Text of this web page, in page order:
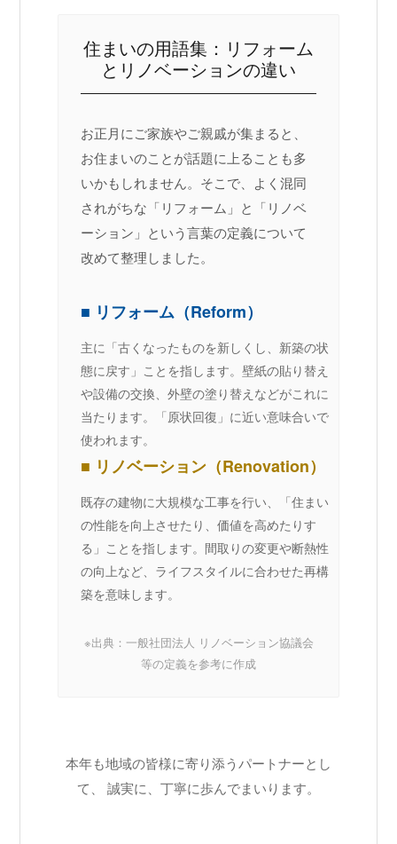
住まいの用語集：リフォーム
とリノベーションの違い
お正月にご家族やご親戚が集まると、
お住まいのことが話題に上ることも多
いかもしれません。そこで、よく混同
されがちな「リフォーム」と「リノベ
ーション」という言葉の定義について
改めて整理しました。
■ リフォーム（Reform）
主に「古くなったものを新しくし、新築の状
態に戻す」ことを指します。壁紙の貼り替え
や設備の交換、外壁の塗り替えなどがこれに
当たります。「原状回復」に近い意味合いで
使われます。
■ リノベーション（Renovation）
既存の建物に大規模な工事を行い、「住まい
の性能を向上させたり、価値を高めたりす
る」ことを指します。間取りの変更や断熱性
の向上など、ライフスタイルに合わせた再構
築を意味します。
※出典：一般社団法人 リノベーション協議会
等の定義を参考に作成
本年も地域の皆様に寄り添うパートナーとし
て、 誠実に、丁寧に歩んでまいります。